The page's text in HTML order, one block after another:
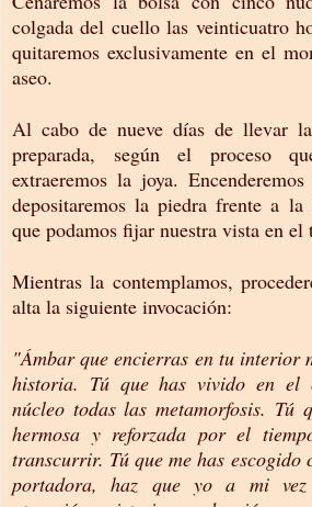
colgada del cuello las veinticuatro
quitaremos exclusivamente en el
aseo.
Al cabo de nueve días de llevar
preparada, según el proceso
extraeremos la joya.
depositaremos la piedra frente a
que podamos fijar nuestra vista en el
Mientras la contemplamos,
alta la siguiente invocación:
"Ámbar que encierras en tu interior
historia. Tú que has vivido en el
núcleo todas las metamorfosis. Tú
hermosa y reforzada por el
transcurrir. Tú que me has escogido
portadora, haz que yo a mi